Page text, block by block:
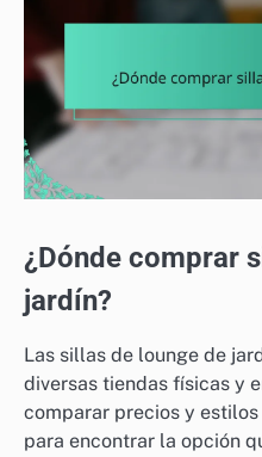
¿Dónde comprar
jardín?
Las sillas de lounge de
diversas tiendas físicas y
comparar precios y
para encontrar la opción